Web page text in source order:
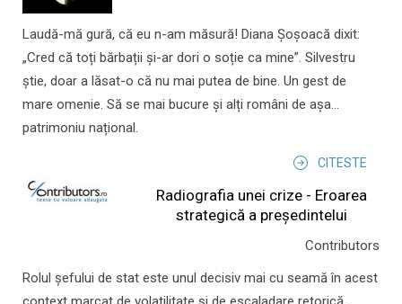
Laudă-mă gură, că eu n-am măsură! Diana Șoșoacă dixit:
„Cred că toți bărbații și-ar dori o soție ca mine”. Silvestru
știe, doar a lăsat-o că nu mai putea de bine. Un gest de
mare omenie. Să se mai bucure și alți români de așa...
patrimoniu național.
CITESTE
Radiografia unei crize - Eroarea
strategică a președintelui
Contributors
Rolul şefului de stat este unul decisiv mai cu seamă în acest